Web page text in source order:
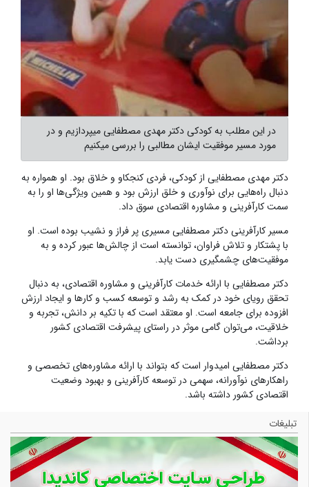
در این مطلب به کودکی دکتر مهدی مصطفایی میپردازیم و در
مورد مسیر موفقیت ایشان مطالبی را بررسی میکنیم
دکتر مهدی مصطفایی از کودکی، فردی کنجکاو و خلاق بود. او همواره به
دنبال راه‌هایی برای نوآوری و خلق ارزش بود و همین ویژگی‌ها او را به
سمت کارآفرینی و مشاوره اقتصادی سوق داد.
مسیر کارآفرینی دکتر مصطفایی مسیری پر فراز و نشیب بوده است. او
با پشتکار و تلاش فراوان، توانسته است از چالش‌ها عبور کرده و به
موفقیت‌های چشمگیری دست یابد.
دکتر مصطفایی با ارائه خدمات کارآفرینی و مشاوره اقتصادی، به دنبال
تحقق رویای خود در کمک به رشد و توسعه کسب و کارها و ایجاد ارزش
افزوده برای جامعه است. او معتقد است که با تکیه بر دانش، تجربه و
خلاقیت، می‌توان گامی موثر در راستای پیشرفت اقتصادی کشور
برداشت.
دکتر مصطفایی امیدوار است که بتواند با ارائه مشاوره‌های تخصصی و
راهکارهای نوآورانه، سهمی در توسعه کارآفرینی و بهبود وضعیت
اقتصادی کشور داشته باشد.
تبلیغات